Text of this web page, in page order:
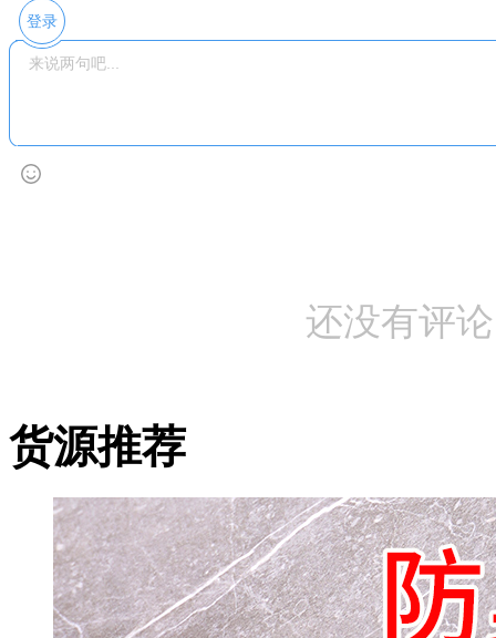
登录
还没有评
货源推荐